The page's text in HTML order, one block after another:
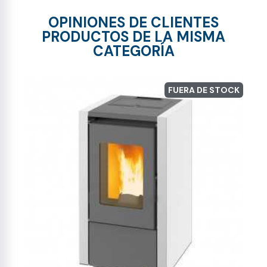
OPINIONES DE CLIENTES
PRODUCTOS DE LA MISMA
CATEGORÍA
FUERA DE STOCK